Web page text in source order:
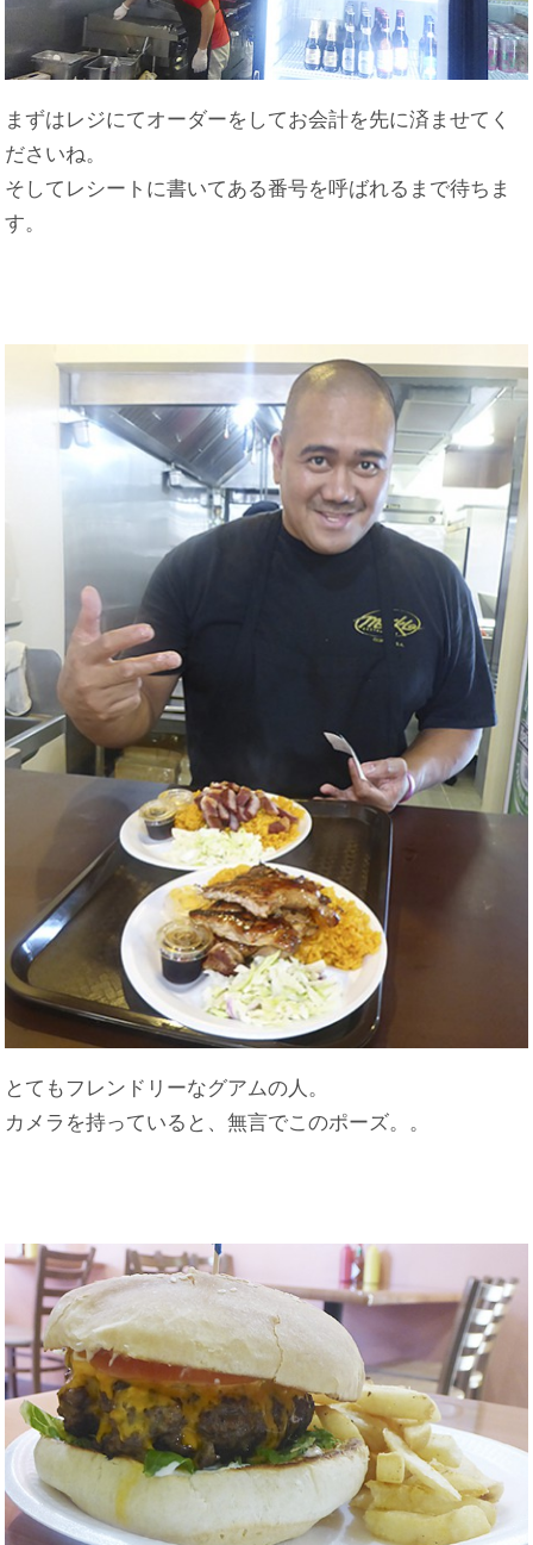
まずはレジにてオーダーをしてお会計を先に済ませてく
ださいね。
そしてレシートに書いてある番号を呼ばれるまで待ちま
す。
とてもフレンドリーなグアムの人。
カメラを持っていると、無言でこのポーズ。。